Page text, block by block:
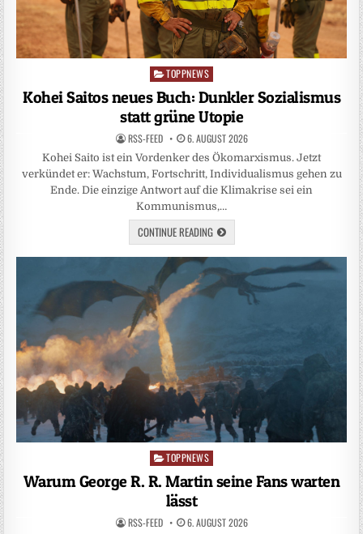
Posted
in
TOPPNEWS
Kohei Saitos neues Buch: Dunkler Sozialismus
statt grüne Utopie
RSS-FEED 6. AUGUST 2026
Kohei Saito ist ein Vordenker des Ökomarxismus. Jetzt
verkündet er: Wachstum, Fortschritt, Individualismus gehen zu
Ende. Die einzige Antwort auf die Klimakrise sei ein
Kommunismus,…
CONTINUE READING
Posted
in
TOPPNEWS
Warum George R. R. Martin seine Fans warten
lässt
RSS-FEED 6. AUGUST 2026